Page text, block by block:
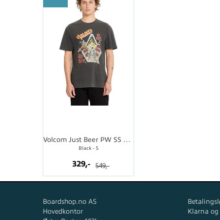
Volcom Just Beer PW SS Tee
Black - S
329,- 549,-
Boardshop.no AS
Hovedkontor
Klarna og